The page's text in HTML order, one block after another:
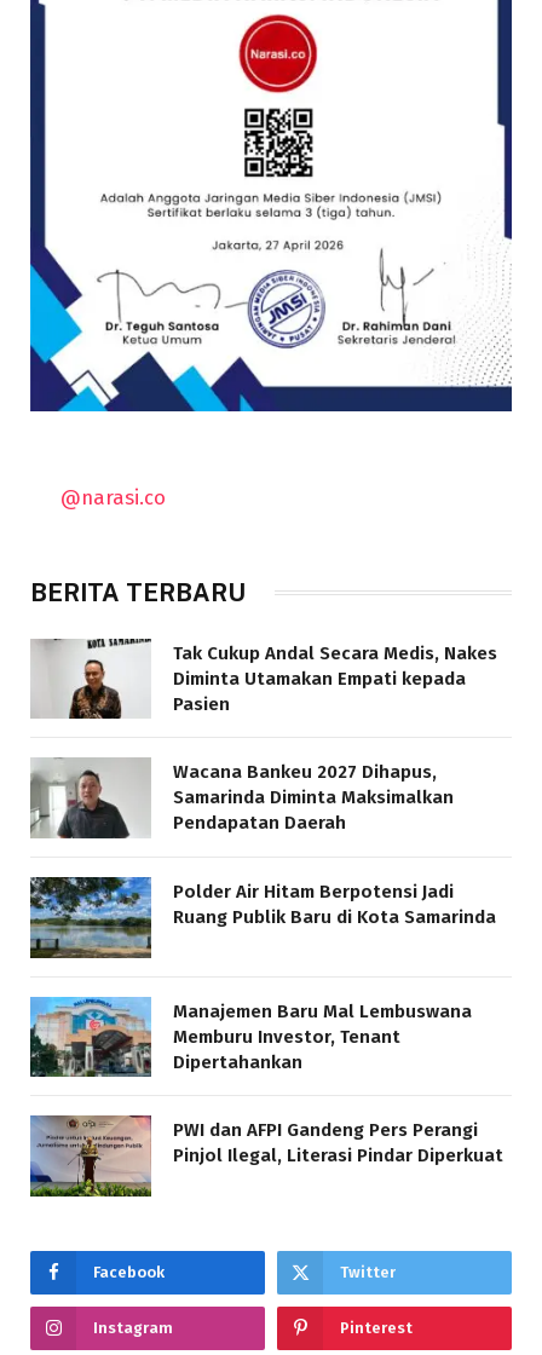
@narasi.co
BERITA TERBARU
Tak Cukup Andal Secara Medis, Nakes
Diminta Utamakan Empati kepada
Pasien
Wacana Bankeu 2027 Dihapus,
Samarinda Diminta Maksimalkan
Pendapatan Daerah
Polder Air Hitam Berpotensi Jadi
Ruang Publik Baru di Kota Samarinda
Manajemen Baru Mal Lembuswana
Memburu Investor, Tenant
Dipertahankan
PWI dan AFPI Gandeng Pers Perangi
Pinjol Ilegal, Literasi Pindar Diperkuat
Facebook Twitter
Instagram Pinterest